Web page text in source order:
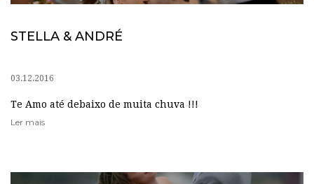
STELLA & ANDRÉ
03.12.2016
Te Amo até debaixo de muita chuva !!!
Ler mais